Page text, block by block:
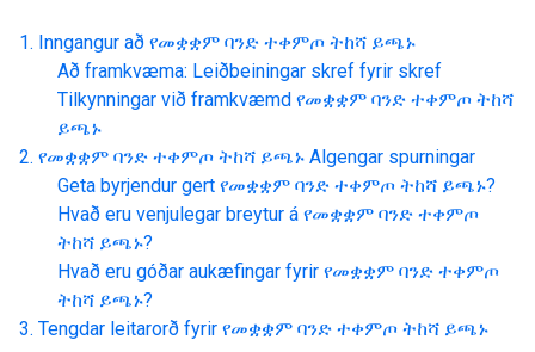
Inngangur að የመቋቋም ባንድ ተቀምጦ ትከሻ ይጫኑ
Að framkvæma: Leiðbeiningar skref fyrir skref
Tilkynningar við framkvæmd የመቋቋም ባንድ ተቀምጦ ትከሻ
ይጫኑ
የመቋቋም ባንድ ተቀምጦ ትከሻ ይጫኑ Algengar spurningar
Geta byrjendur gert የመቋቋም ባንድ ተቀምጦ ትከሻ ይጫኑ?
Hvað eru venjulegar breytur á የመቋቋም ባንድ ተቀምጦ
ትከሻ ይጫኑ?
Hvað eru góðar aukæfingar fyrir የመቋቋም ባንድ ተቀምጦ
ትከሻ ይጫኑ?
Tengdar leitarorð fyrir የመቋቋም ባንድ ተቀምጦ ትከሻ ይጫኑ